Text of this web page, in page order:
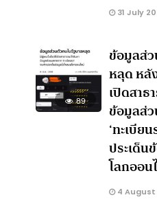
31 July
89
ข้อมูลส่
หลุด หลั
เปิดสาธ
ข้อมูลส่
‘ทะเบีย
ประเด็น
โลกออน
4 August